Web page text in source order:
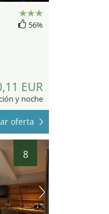
56%
EUR
y noche
oferta
8